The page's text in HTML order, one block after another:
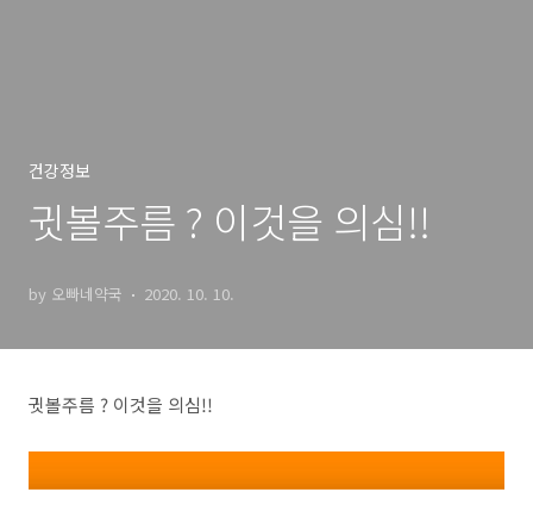
건강정보
귓볼주름 ? 이것을 의심!!
by 오빠네약국 2020. 10. 10.
귓볼주름 ? 이것을 의심!!